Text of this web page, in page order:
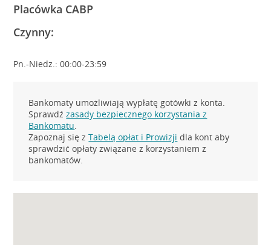
Placówka CABP
Czynny:
Pn.-Niedz.: 00:00-23:59
Bankomaty umożliwiają wypłatę gotówki z konta.
Sprawdźzasady bezpiecznego korzystania z
Bankomatu.
Zapoznaj się zTabelą opłat i Prowizji dla kont aby
sprawdzić opłaty związane z korzystaniem z
bankomatów.